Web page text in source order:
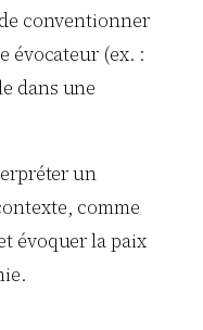
conventionner
évocateur (ex. :
dans une
un
comme
évoquer la paix